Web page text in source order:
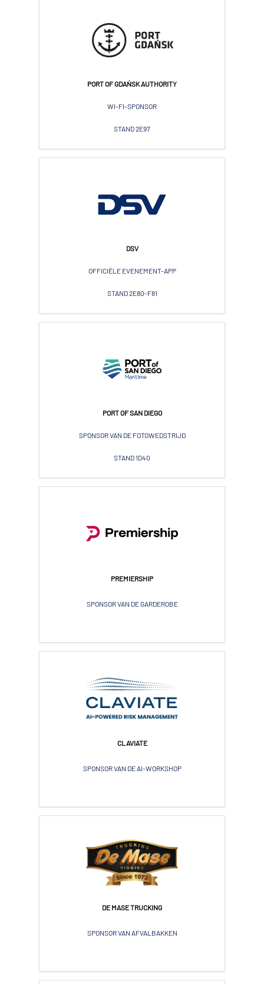
PORT OF GDAŃSK AUTHORITY
WI-FI-SPONSOR
STAND 2E97
DSV
OFFICIËLE EVENEMENT-APP
STAND 2E80-F81
PORT OF SAN DIEGO
SPONSOR VAN DE FOTOWEDSTRIJD
STAND 1D40
PREMIERSHIP
SPONSOR VAN DE GARDEROBE
CLAVIATE
SPONSOR VAN DE AI-WORKSHOP
DE MASE TRUCKING
SPONSOR VAN AFVALBAKKEN